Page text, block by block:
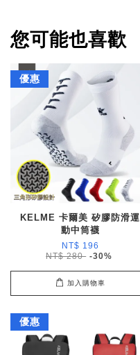
您可能也喜歡
優惠
KELME 卡爾美 矽膠防滑運
動中筒襪
NT$ 196
NT$ 280 -30%
加入購物車
優惠